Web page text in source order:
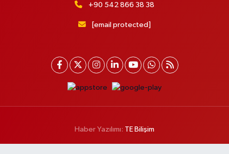
+90 542 866 38 38
[email protected]
Haber Yazılımı: TE Bilişim